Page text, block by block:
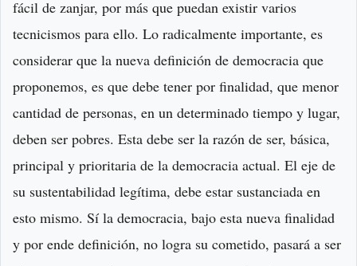
fácil de zanjar, por más que puedan existir varios
tecnicismos para ello. Lo radicalmente importante, es
considerar que la nueva definición de democracia que
proponemos, es que debe tener por finalidad, que menor
cantidad de personas, en un determinado tiempo y lugar,
deben ser pobres. Esta debe ser la razón de ser, básica,
principal y prioritaria de la democracia actual. El eje de
su sustentabilidad legítima, debe estar sustanciada en
esto mismo. Sí la democracia, bajo esta nueva finalidad
y por ende definición, no logra su cometido, pasará a ser